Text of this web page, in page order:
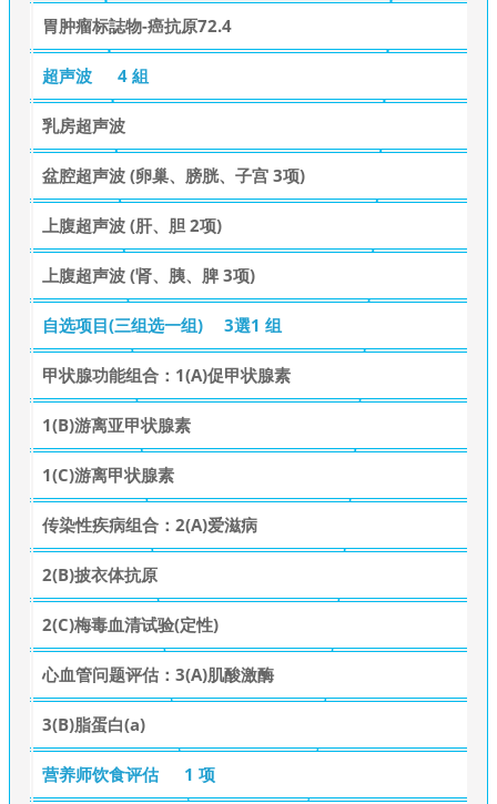
胃肿瘤标誌物-癌抗原72.4
超声波 4 組
乳房超声波
盆腔超声波 (卵巢、膀胱、子宫 3项)
上腹超声波 (肝、胆 2项)
上腹超声波 (肾、胰、脾 3项)
自选项目(三组选一组) 3選1 组
甲状腺功能组合：1(A)促甲状腺素
1(B)游离亚甲状腺素
1(C)游离甲状腺素
传染性疾病组合：2(A)爱滋病
2(B)披衣体抗原
2(C)梅毒血清试验(定性)
心血管问题评估：3(A)肌酸激酶
3(B)脂蛋白(a)
营养师饮食评估 1 项